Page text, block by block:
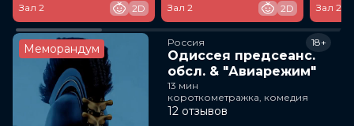
Зал 2
2D
Зал 2
2D
Зал 2
Меморандум Россия
Одиссея предсеанс.
обсл. & "Авиарежим"
18+
13 мин
короткометражка, комедия
12 отзывов